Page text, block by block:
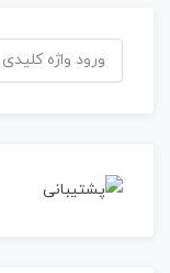
جستجو
برای: